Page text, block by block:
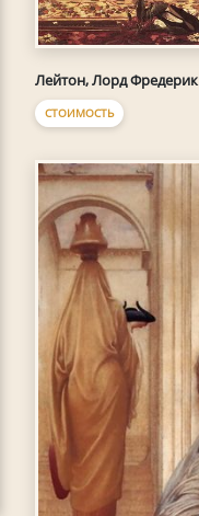
Лейтон, Лорд Фредерик
СТОИМОСТЬ